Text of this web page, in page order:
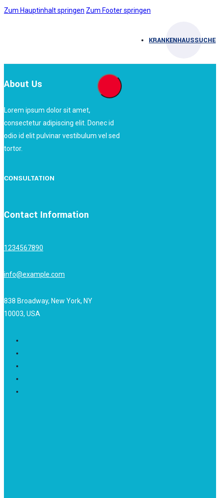
Zum Hauptinhalt springen Zum Footer springen
KRANKENHAUSSUCHE
About Us
Lorem ipsum dolor sit amet,
consectetur adipiscing elit. Donec id
odio id elit pulvinar vestibulum vel sed
tortor.
CONSULTATION
Contact Information
1234567890
info@example.com
838 Broadway, New York, NY
10003, USA